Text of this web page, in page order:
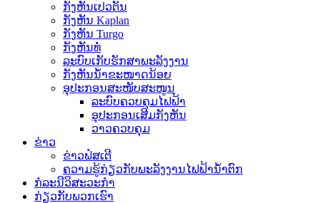
ກັງຫັນເປວຕັນ
ກັງຫັນ Kaplan
ກັງຫັນ Turgo
ກັງຫັນທໍ່
ລະບົບເກັບຮັກສາພະລັງງານ
ກັງຫັນນ້ຳຂະໜາດນ້ອຍ
ອຸປະກອນສະໜັບສະໜູນ
ລະບົບຄວບຄຸມໄຟຟ້າ
ອຸປະກອນເສີມກັງຫັນ
ວາວຄວບຄຸມ
ຂ່າວ
ຂ່າວຟໍສເຕີ
ຄວາມຮູ້ກ່ຽວກັບພະລັງງານໄຟຟ້ານ້ຳຕົກ
ກໍລະນີວິສະວະກຳ
ກ່ຽວກັບພວກເຮົາ